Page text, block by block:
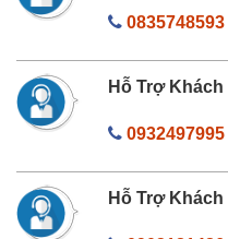
0835748593
Hỗ Trợ
0932497995
Hỗ Trợ